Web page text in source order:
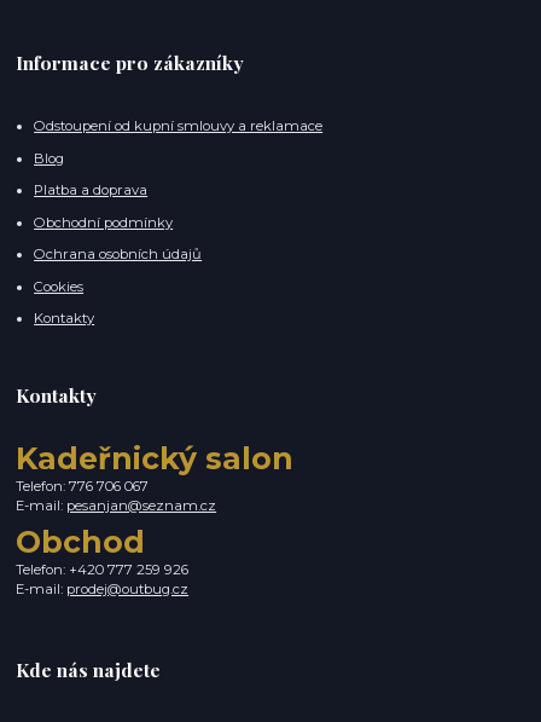
Informace pro zákazníky
Odstoupení od kupní smlouvy a reklamace
Blog
Platba a doprava
Obchodní podmínky
Ochrana osobních údajů
Cookies
Kontakty
Kontakty
Kadeřnický salon
Telefon: 776 706 067
E-mail: pesanjan@seznam.cz
Obchod
Telefon: +420 777 259 926
E-mail: prodej@outbug.cz
Kde nás najdete